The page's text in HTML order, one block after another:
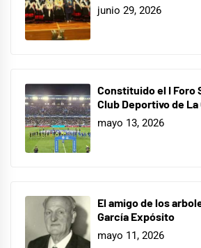
junio 29, 2026
Constituido el I Foro
Club Deportivo de La
mayo 13, 2026
El amigo de los
García Expósito
mayo 11, 2026